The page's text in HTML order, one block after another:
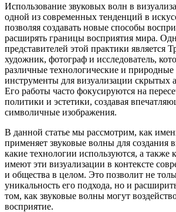
Использование звуковых волн в
одной из современных тенденций в
позволяя создавать новые способы
расширять границы восприятия мира.
представителей этой практики является
художник, фотограф и исследователь,
различные технологические и природные
инструменты для визуализации скрытых
Его работы часто фокусируются на
политики и эстетики, создавая
символичные изображения.
В данной статье мы рассмотрим, как
применяет звуковые волны для создания
какие технологии используются, а также
имеют эти визуализации в контексте
и общества в целом. Это позволит не
уникальность его подхода, но и
том, как звуковые волны могут
восприятие.